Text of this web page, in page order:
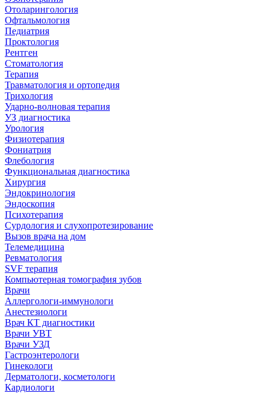
Отоларингология
Офтальмология
Педиатрия
Проктология
Рентген
Стоматология
Терапия
Травматология и ортопедия
Трихология
Ударно-волновая терапия
УЗ диагностика
Урология
Физиотерапия
Фониатрия
Флебология
Функциональная диагностика
Хирургия
Эндокринология
Эндоскопия
Психотерапия
Сурдология и слухопротезирование
Вызов врача на дом
Телемедицина
Ревматология
SVF терапия
Компьютерная томография зубов
Врачи
Аллергологи-иммунологи
Анестезиологи
Врач КТ диагностики
Врачи УВТ
Врачи УЗД
Гастроэнтерологи
Гинекологи
Дерматологи, косметологи
Кардиологи